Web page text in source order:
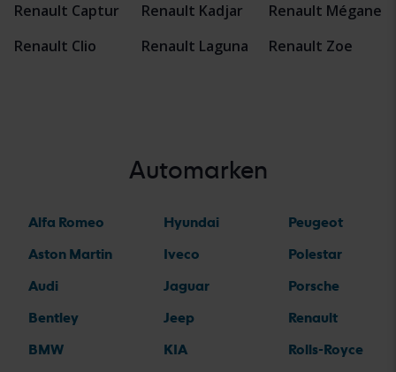
Renault Captur
Renault Clio
Renault Kadjar
Renault Laguna
Renault Mégane
Renault Zoe
Automarken
Alfa Romeo
Aston Martin
Audi
Bentley
BMW
Hyundai
Iveco
Jaguar
Jeep
KIA
Peugeot
Polestar
Porsche
Renault
Rolls-Royce